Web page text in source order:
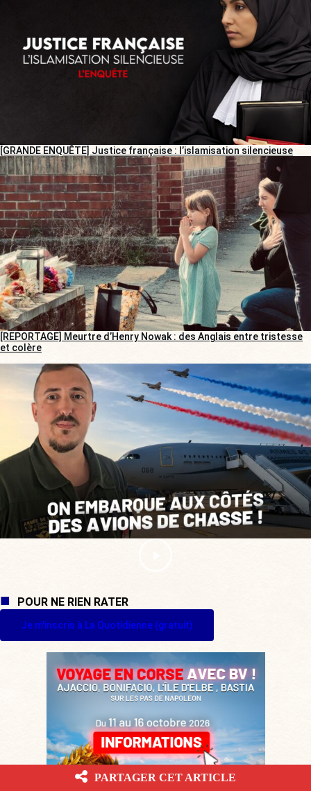
[GRANDE ENQUÊTE] Justice française : l’islamisation silencieuse
[REPORTAGE] Meurtre d’Henry Nowak : des Anglais entre tristesse
et colère
POUR NE RIEN RATER
Je m'inscris à La Quotidienne (gratuit)
PARTAGER CET ARTICLE